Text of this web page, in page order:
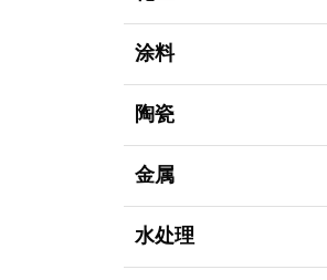
涂料
陶瓷
金属
水处理